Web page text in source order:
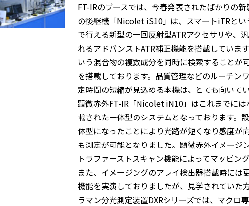
FT-IRのブースでは、今春発表されたばかりの
の後継機「Nicolet iS10」は、スマートiTRと
で行える新型の一回反射型ATRアクセサリや、
れるアドバンストATR補正機能を搭載していま
いう混合物の複数成分を同時に検索することが
を搭載しております。品質管理などのルーチン
定時間の短縮が見込める本機は、とても向いて
顕微赤外FT-IR「Nicolet iN10」はこれまでに
載された一体型のシステムとなっております。
体型になったことにより光路が短くなり感度が
も測定が可能となりました。顕微赤外イメー
トラファーストスキャン機能によってマッピン
また、イメージングのアレイ検出器搭載時には
機能を実演しておりましたが、見学されていた
ラマン分光測定装置DXRシリーズでは、マクロ